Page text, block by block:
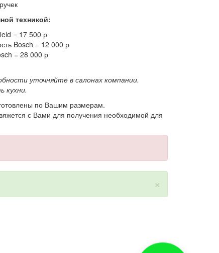
техникой:
= 17 500 р
Bosch = 12 000 р
= 28 000 р
уточняйте в салонах компании.
кухни.
по Вашим размерам.
с Вами для получения необходимой для
×